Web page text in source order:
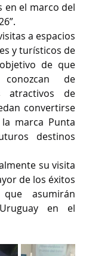
en el marco del
a espacios
y turísticos de
de que
de
atractivos de
convertirse
marca Punta
destinos
su visita
de los éxitos
asumirán
en el